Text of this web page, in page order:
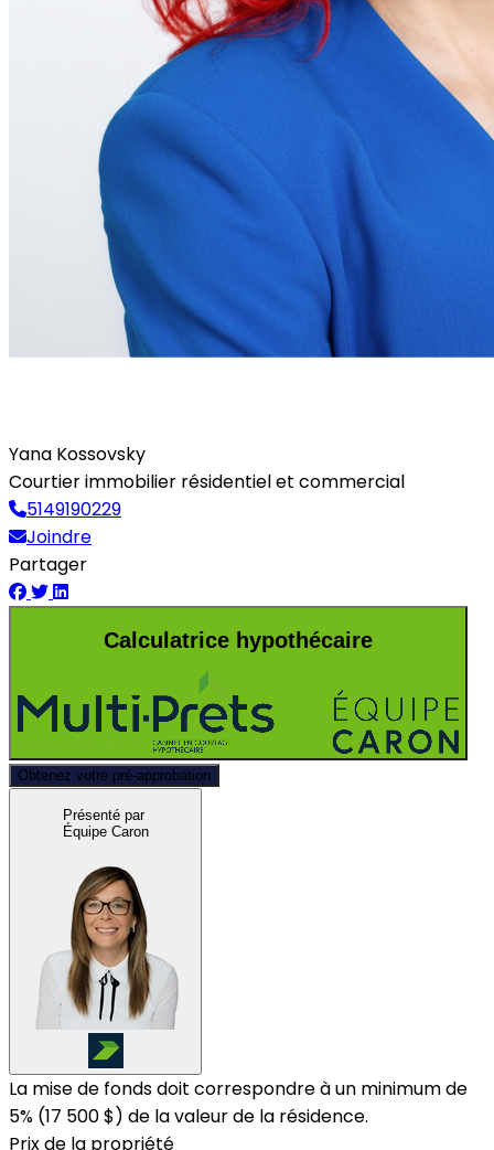
Yana Kossovsky
Courtier immobilier résidentiel et commercial
5149190229
Joindre
Partager
Calculatrice hypothécaire
Obtenez votre pré-approbation
Présenté par
Équipe Caron
La mise de fonds doit correspondre à un minimum de
5% (17 500 $) de la valeur de la résidence.
Prix de la propriété